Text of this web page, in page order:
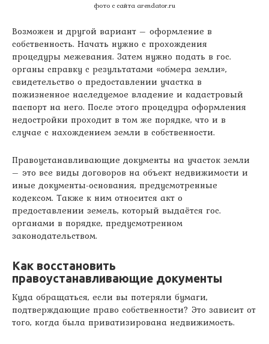
фото с сайта arendator.ru
Возможен и другой вариант – оформление в
собственность. Начать нужно с прохождения
процедуры межевания. Затем нужно подать в гос.
органы справку с результатами «обмера земли»,
свидетельство о предоставлении участка в
пожизненное наследуемое владение и кадастровый
паспорт на него. После этого процедура оформления
недостройки проходит в том же порядке, что и в
случае с нахождением земли в собственности.
Правоустанавливающие документы на участок земли
– это все виды договоров на объект недвижимости и
иные документы-основания, предусмотренные
кодексом. Также к ним относится акт о
предоставлении земель, который выдаётся гос.
органами в порядке, предусмотренном
законодательством.
Как восстановить
правоустанавливающие документы
Куда обращаться, если вы потеряли бумаги,
подтверждающие право собственности? Это зависит от
того, когда была приватизирована недвижимость.